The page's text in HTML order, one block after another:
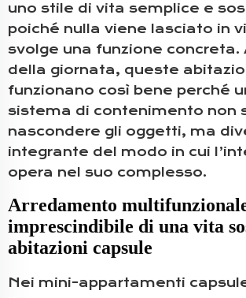
uno stile di vita semplice e
poiché nulla viene lasciato in
svolge una funzione concreta.
della giornata, queste
funzionano così bene perché
sistema di contenimento non
nascondere gli oggetti, ma
integrante del modo in cui
opera nel suo complesso.
Arredamento
imprescindibile di una vita
abitazioni capsule
Nei mini-appartamenti